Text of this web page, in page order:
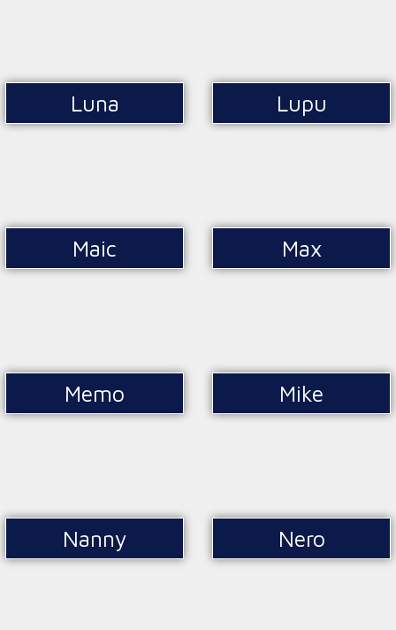
Luna Lupu
Maic Max
Memo Mike
Nanny Nero